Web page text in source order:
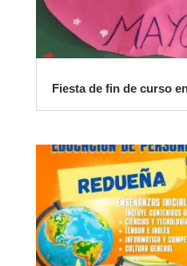
Fiesta de fin de curso